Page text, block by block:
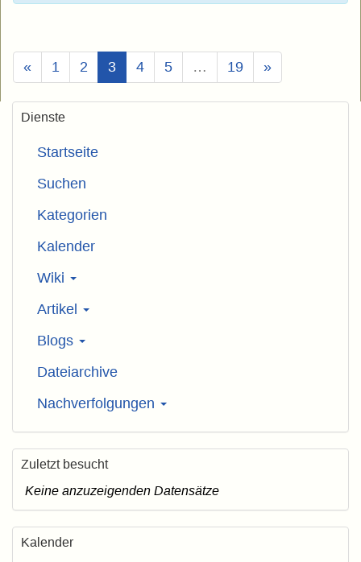
« 1 2 3(Aktuell)
4 5 … 19 »
Dienste
Startseite
Suchen
Kategorien
Kalender
Wiki
Artikel
Blogs
Dateiarchive
Nachverfolgungen
Zuletzt besucht
Keine anzuzeigenden Datensätze
Kalender